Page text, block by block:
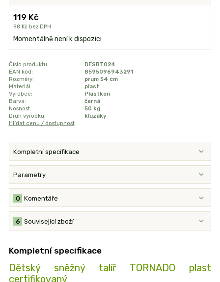
119 Kč
98 Kč bez DPH
Momentálně není k dispozici
Číslo produktu:
DESBT024
EAN kód:
8595096943291
Rozměry:
prum 54 cm
Materiál:
plast
Výrobce:
Plastkon
Barva:
černá
Nosnost:
50 kg
Druh výrobku:
kluzáky
Hlídat cenu / dostupnost
Kompletní specifikace
Parametry
Komentáře
0
Související zboží
6
Kompletní specifikace
Dětský sněžný talíř TORNADO plast
certifikovaný